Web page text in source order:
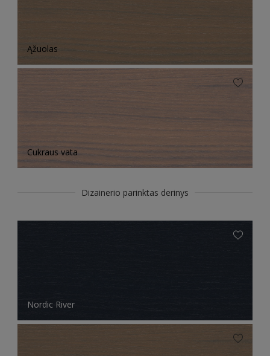
Ąžuolas
Cukraus vata
Dizainerio parinktas derinys
Nordic River